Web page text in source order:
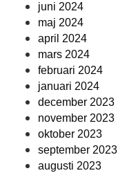
juni 2024
maj 2024
april 2024
mars 2024
februari 2024
januari 2024
december 2023
november 2023
oktober 2023
september 2023
augusti 2023